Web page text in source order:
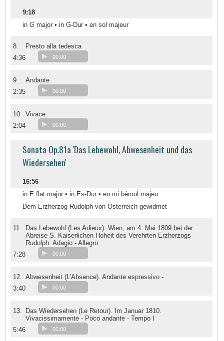
9:18
in G major • in G-Dur • en sol majeur
8.
Presto alla tedesca
4:36
00:00
9.
Andante
2:35
00:00
10. Vivace
2:04
00:00
Sonata Op.81a 'Das Lebewohl, Abwesenheit und das
Wiedersehen'
16:56
in E flat major • in Es-Dur • en mi bémol majeu
Dem Erzherzog Rudolph von Österreich gewidmet
11.
Das Lebewohl (Les Adieux). Wien, am 4. Mai 1809 bei der
Abreise S. Kaiserlichen Hoheit des Verehrten Erzherzogs
Rudolph. Adagio - Allegro
7:28
00:00
12. Abwesenheit (L'Absence). Andante espressivo -
3:40
00:00
13.
Das Wiedersehen (Le Retour). Im Januar 1810.
Vivacissimamente - Poco andante - Tempo I
5:46
00:00